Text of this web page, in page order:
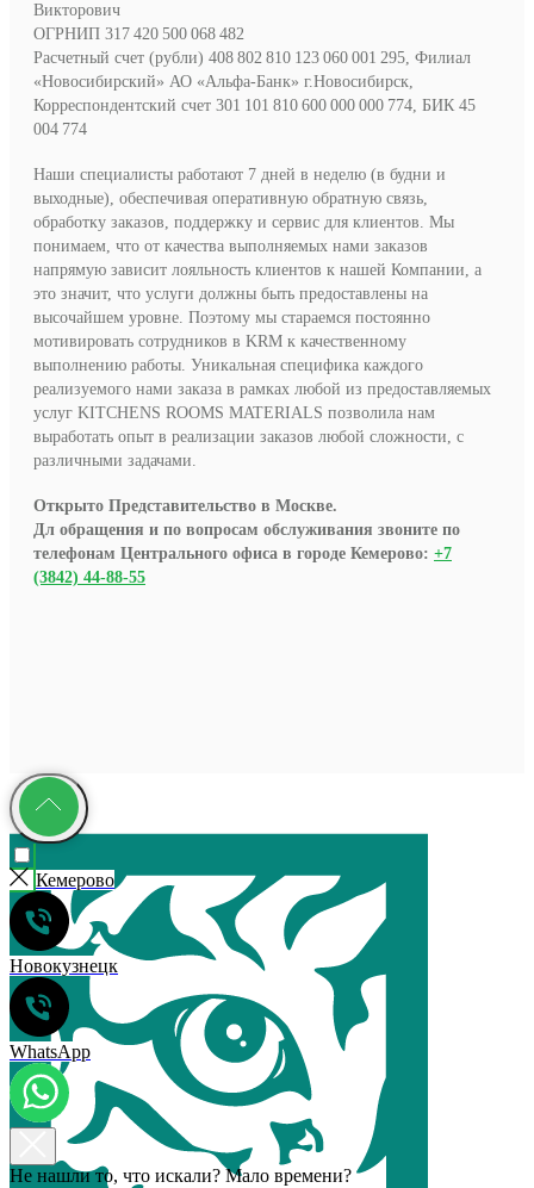
Викторович
ОГРНИП 317 420 500 068 482
Расчетный счет (рубли) 408 802 810 123 060 001 295, Филиал
«Новосибирский» АО «Альфа-Банк» г.Новосибирск,
Корреспондентский счет 301 101 810 600 000 000 774, БИК 45
004 774
Наши специалисты работают 7 дней в неделю (в будни и
выходные), обеспечивая оперативную обратную связь,
обработку заказов, поддержку и сервис для клиентов. Мы
понимаем, что от качества выполняемых нами заказов
напрямую зависит лояльность клиентов к нашей Компании, а
это значит, что услуги должны быть предоставлены на
высочайшем уровне. Поэтому мы стараемся постоянно
мотивировать сотрудников в KRM к качественному
выполнению работы. Уникальная специфика каждого
реализуемого нами заказа в рамках любой из предоставляемых
услуг KITCHENS ROOMS MATERIALS позволила нам
выработать опыт в реализации заказов любой сложности, с
различными задачами.
Открыто Представительство в Москве.
Дл обращения и по вопросам обслуживания звоните по
телефонам Центрального офиса в городе Кемерово: +7
(3842) 44-88-55
Кемерово
Новокузнецк
WhatsApp
Не нашли то, что искали? Мало времени?